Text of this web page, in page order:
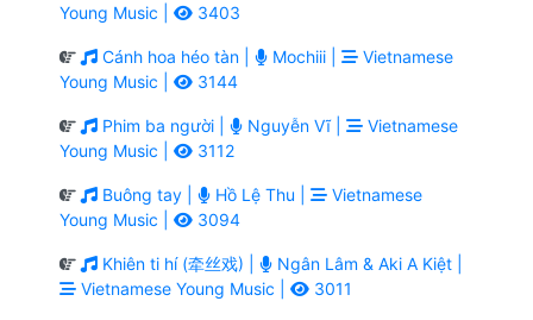
Young Music |
3403
Cánh hoa héo tàn | Mochiii |
Vietnamese
Young Music |
3144
Phim ba người | Nguyễn Vĩ |
Vietnamese
Young Music |
3112
Buông tay | Hồ Lệ Thu |
Vietnamese
Young Music |
3094
Khiên ti hí (牵丝戏) |
Ngân Lâm & Aki A Kiệt |
Vietnamese Young Music |
3011